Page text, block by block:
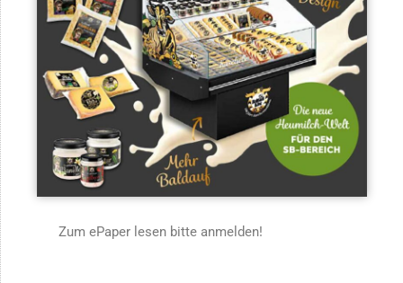
Zum ePaper lesen bitte anmelden!